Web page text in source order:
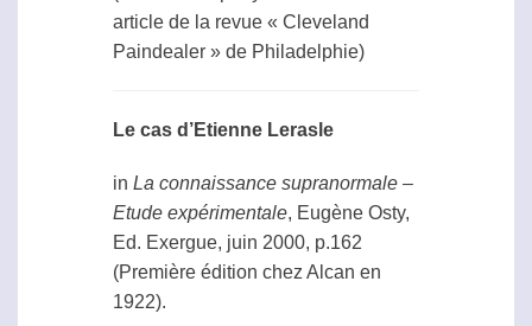
article de la revue « Cleveland
Paindealer » de Philadelphie)
Le cas d’Etienne Lerasle
in La connaissance supranormale –
Etude expérimentale, Eugène Osty,
Ed. Exergue, juin 2000, p.162
(Première édition chez Alcan en
1922).